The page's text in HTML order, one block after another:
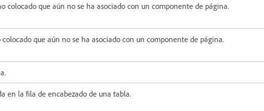
colocado que aún no se ha asociado con un componente de página.
que aún no se ha asociado con un componente de página.
en la fila de encabezado de una tabla.